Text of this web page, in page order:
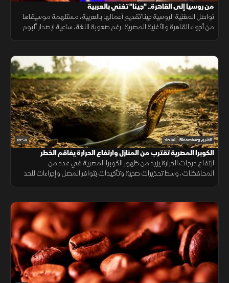
من روسيا إلى القاهرة.. "جينا" تغني بالعربية
تواصل المغنية الروسية جينا تقديم أعمالها بالعربية، مستلهمة موسيقاها
من أجواء القاهرة والأغنية المصرية، رغم صعوبة اللغة، ساعية لإصدار ألبوم
01:50 الشرق Bloomberg اقتصاد
الكوبرا المصرية تقترب من المنازل وارتفاع الحرارة يفاقم الخطر
ارتفاع درجات الحرارة يزيد من ظهور الكوبرا المصرية في عدد من
المحافظات، وسط تحذيرات صحية وتأكيدات بتوافر المصل وإجراءات للحد